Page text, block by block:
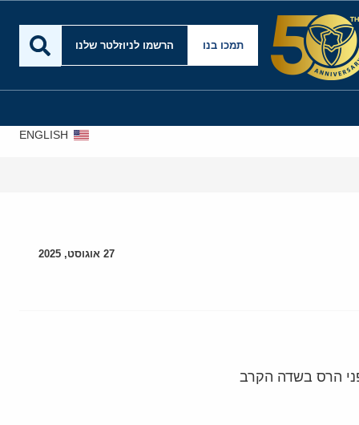
תמכו בנו הרשמו לניוזלטר שלנו
ENGLISH
27 אוגוסט, 2025
הרס בשדה הקרב